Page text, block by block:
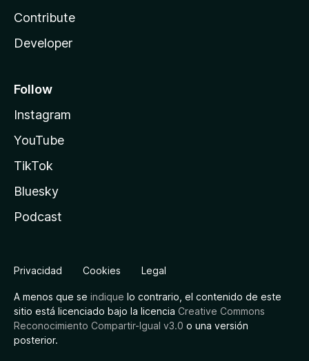
Contribute
Developer
Follow
Instagram
YouTube
TikTok
Bluesky
Podcast
Privacidad Cookies Legal
A menos que se indique lo contrario, el contenido de este
sitio está licenciado bajo la licencia Creative Commons
Reconocimiento Compartir-Igual v3.0 o una versión
posterior.